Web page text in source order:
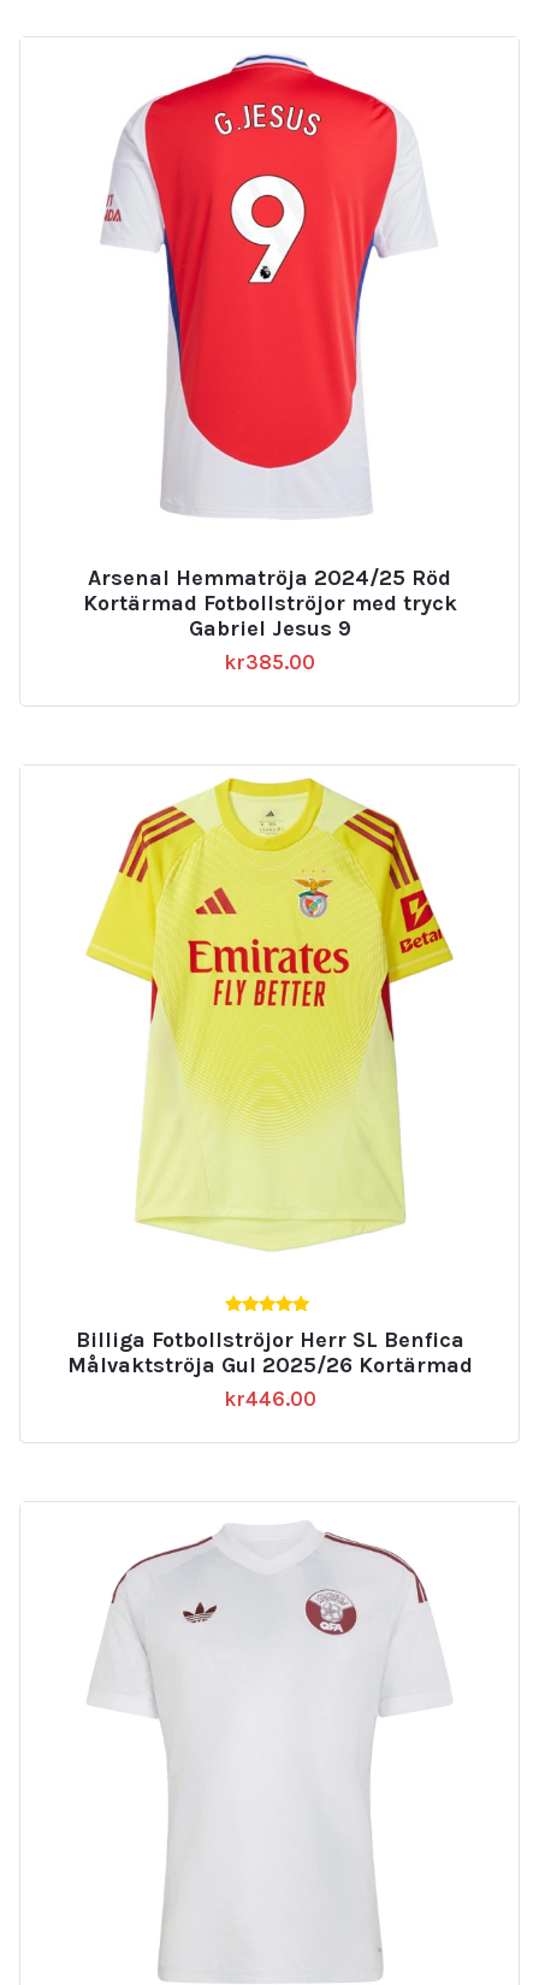
Arsenal Hemmatröja 2024/25 Röd
Kortärmad Fotbollströjor med tryck
Gabriel Jesus 9
kr385.00
av 5
Billiga Fotbollströjor Herr SL Benfica
Målvaktströja Gul 2025/26 Kortärmad
kr446.00